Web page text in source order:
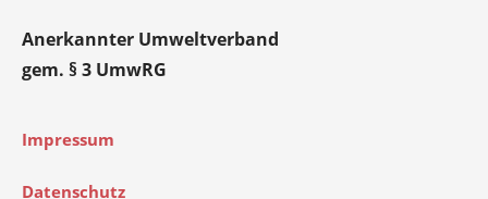
Anerkannter Umweltverband
gem. § 3 UmwRG
Impressum
Datenschutz